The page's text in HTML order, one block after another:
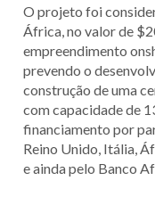
O projeto foi
África, no valor de
empreendimento
prevendo o
construção de uma
com capacidade de
financiamento por
Reino Unido, Itália,
e ainda pelo Banco